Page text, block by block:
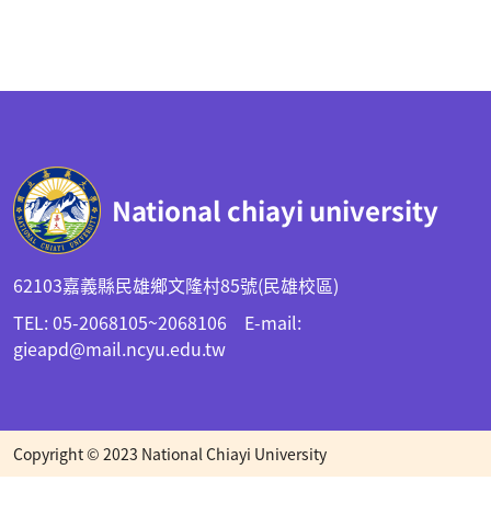
National chiayi university
62103嘉義縣民雄鄉文隆村85號(民雄校區)
TEL: 05-2068105~2068106 E-mail:
gieapd@mail.ncyu.edu.tw
Copyright © 2023 National Chiayi University